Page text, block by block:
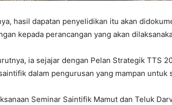
hasil dapatan penyelidikan itu akan
kepada perancangan yang akan
ia sejajar dengan Pelan Strategik TTS
dalam pengurusan yang mampan untuk
Seminar Saintifik Mamut dan Teluk